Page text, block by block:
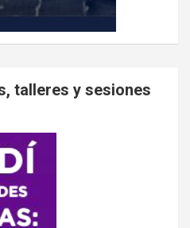
talleres y sesiones